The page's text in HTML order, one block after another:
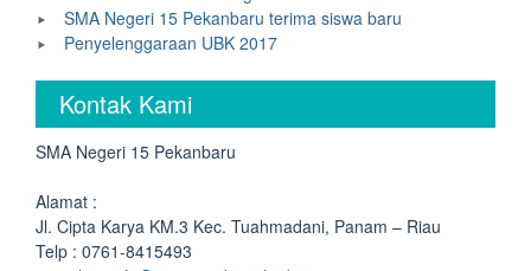
SMA Negeri 15 Pekanbaru terima siswa baru
Penyelenggaraan UBK 2017
Kontak Kami
SMA Negeri 15 Pekanbaru
Alamat :
Jl. Cipta Karya KM.3 Kec. Tuahmadani, Panam – Riau
Telp : 0761-8415493